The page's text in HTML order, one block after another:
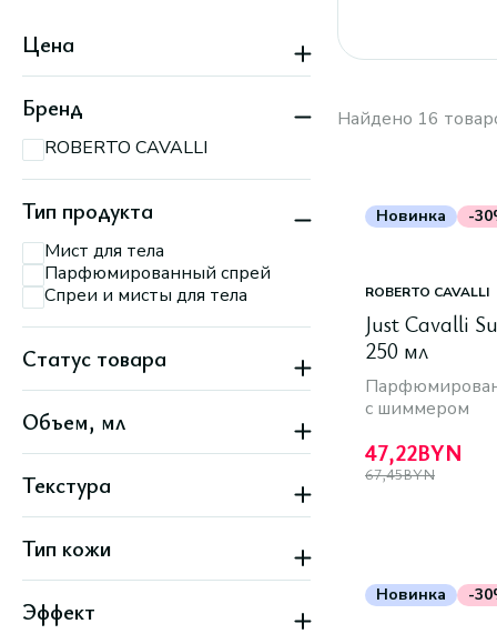
Цена
Бренд
ROBERTO CAVALLI
Тип продукта
Мист для тела
Парфюмированный спрей
Спреи и мисты для тела
Статус товара
Новинка
Скидка
Объем, мл
Текстура
Жидкая
Тип кожи
Все типы кожи
Эффект
Найдено 16
Новинка -
ROBERTO CAVALLI
Just Cavalli
250 мл
с шиммером
47,22BYN
67,45BYN
Новинка -